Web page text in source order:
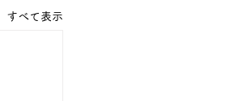
すべて表示